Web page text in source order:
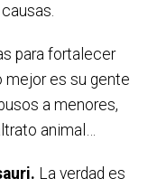
para fortalecer
mejor es su gente
a menores,
animal…
La verdad es